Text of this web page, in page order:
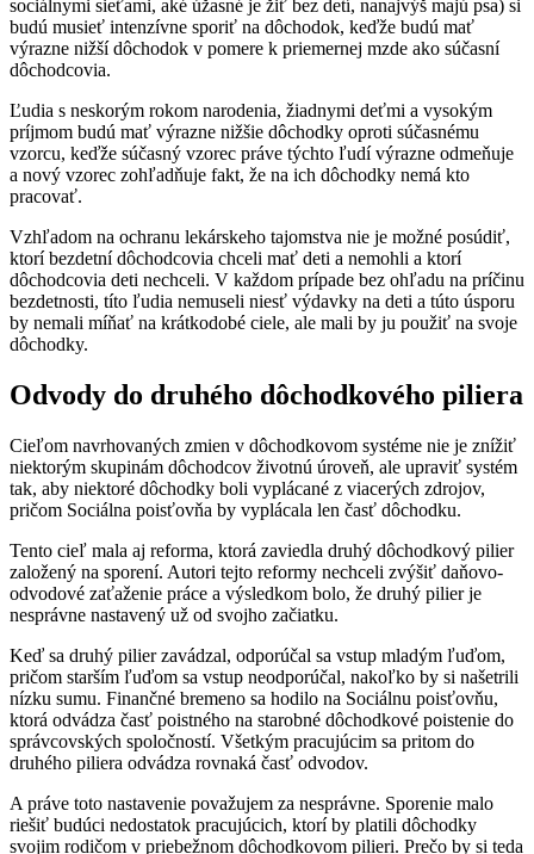
sociálnymi sieťami, aké úžasné je žiť bez detí, nanajvýš majú psa) si
budú musieť intenzívne sporiť na dôchodok, keďže budú mať
výrazne nižší dôchodok v pomere k priemernej mzde ako súčasní
dôchodcovia.
Ľudia s neskorým rokom narodenia, žiadnymi deťmi a vysokým
príjmom budú mať výrazne nižšie dôchodky oproti súčasnému
vzorcu, keďže súčasný vzorec práve týchto ľudí výrazne odmeňuje
a nový vzorec zohľadňuje fakt, že na ich dôchodky nemá kto
pracovať.
Vzhľadom na ochranu lekárskeho tajomstva nie je možné posúdiť,
ktorí bezdetní dôchodcovia chceli mať deti a nemohli a ktorí
dôchodcovia deti nechceli. V každom prípade bez ohľadu na príčinu
bezdetnosti, títo ľudia nemuseli niesť výdavky na deti a túto úsporu
by nemali míňať na krátkodobé ciele, ale mali by ju použiť na svoje
dôchodky.
Odvody do druhého dôchodkového piliera
Cieľom navrhovaných zmien v dôchodkovom systéme nie je znížiť
niektorým skupinám dôchodcov životnú úroveň, ale upraviť systém
tak, aby niektoré dôchodky boli vyplácané z viacerých zdrojov,
pričom Sociálna poisťovňa by vyplácala len časť dôchodku.
Tento cieľ mala aj reforma, ktorá zaviedla druhý dôchodkový pilier
založený na sporení. Autori tejto reformy nechceli zvýšiť daňovo-
odvodové zaťaženie práce a výsledkom bolo, že druhý pilier je
nesprávne nastavený už od svojho začiatku.
Keď sa druhý pilier zavádzal, odporúčal sa vstup mladým ľuďom,
pričom starším ľuďom sa vstup neodporúčal, nakoľko by si našetrili
nízku sumu. Finančné bremeno sa hodilo na Sociálnu poisťovňu,
ktorá odvádza časť poistného na starobné dôchodkové poistenie do
správcovských spoločností. Všetkým pracujúcim sa pritom do
druhého piliera odvádza rovnaká časť odvodov.
A práve toto nastavenie považujem za nesprávne. Sporenie malo
riešiť budúci nedostatok pracujúcich, ktorí by platili dôchodky
svojim rodičom v priebežnom dôchodkovom pilieri. Prečo by si teda